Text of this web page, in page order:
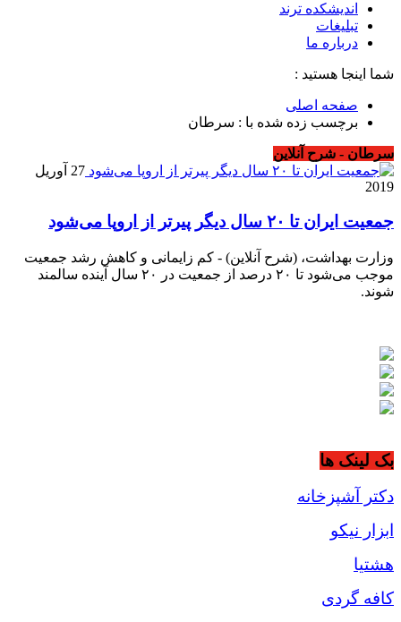
اندیشکده ترند
تبلیغات
درباره ما
شما اینجا هستید :
صفحه اصلی
برچسب زده شده با : سرطان
سرطان - شرح آنلاین
27 آوریل
2019
جمعیت ایران تا ۲۰ سال دیگر پیرتر از اروپا می‌شود
وزارت بهداشت، (شرح آنلاین) - کم زایمانی و کاهش رشد جمعیت
موجب می‌شود تا ۲۰ درصد از جمعیت در ۲۰ سال آینده سالمند
شوند.
بک لینک ها
دکتر آشپزخانه
ابزار نیکو
هشتیا
کافه گردی